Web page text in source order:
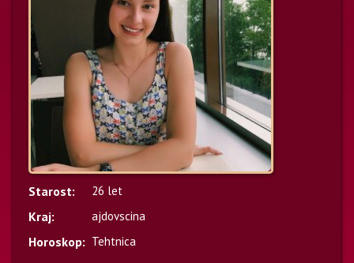
Starost: 26 let
Kraj: ajdovscina
Horoskop: Tehtnica